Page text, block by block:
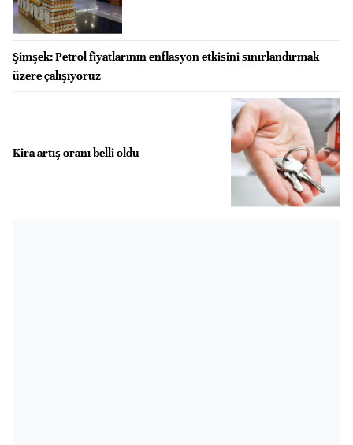
Şimşek: Petrol fiyatlarının enflasyon etkisini sınırlandırmak
üzere çalışıyoruz
Kira artış oranı belli oldu